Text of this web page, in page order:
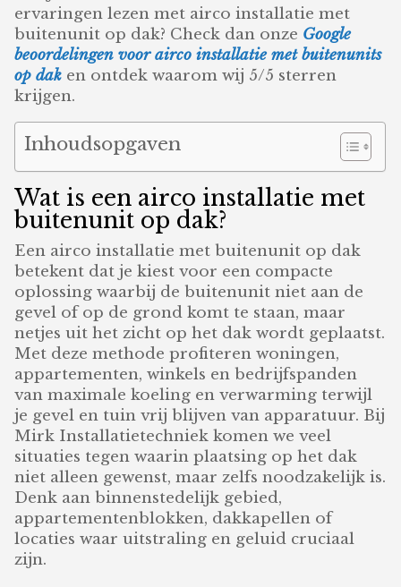
ervaringen lezen met airco installatie met
buitenunit op dak? Check dan onze Google
beoordelingen voor airco installatie met buitenunits
op dak en ontdek waarom wij 5/5 sterren
krijgen.
Inhoudsopgaven
Wat is een airco installatie met
buitenunit op dak?
Een airco installatie met buitenunit op dak
betekent dat je kiest voor een compacte
oplossing waarbij de buitenunit niet aan de
gevel of op de grond komt te staan, maar
netjes uit het zicht op het dak wordt geplaatst.
Met deze methode profiteren woningen,
appartementen, winkels en bedrijfspanden
van maximale koeling en verwarming terwijl
je gevel en tuin vrij blijven van apparatuur. Bij
Mirk Installatietechniek komen we veel
situaties tegen waarin plaatsing op het dak
niet alleen gewenst, maar zelfs noodzakelijk is.
Denk aan binnenstedelijk gebied,
appartementenblokken, dakkapellen of
locaties waar uitstraling en geluid cruciaal
zijn.